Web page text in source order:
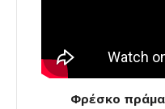
Φρέσκο πράμα